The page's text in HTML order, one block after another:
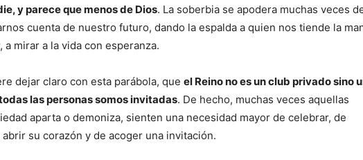
y parece que menos de Dios. La soberbia se apodera muchas veces
cuenta de nuestro futuro, dando la espalda a quien nos tiende la
a mirar a la vida con esperanza.
dejar claro con esta parábola, que el Reino no es un club privado sino
las personas somos invitadas. De hecho, muchas veces aquellas
aparta o demoniza, sienten una necesidad mayor de celebrar, de
su corazón y de acoger una invitación.